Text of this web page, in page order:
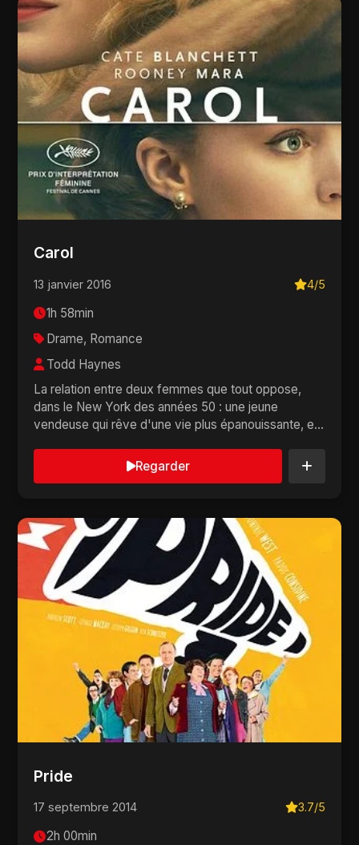
Carol
13 janvier 2016 4/5
1h 58min
Drame, Romance
Todd Haynes
La relation entre deux femmes que tout oppose,
dans le New York des années 50 : une jeune
vendeuse qui rêve d'une vie plus épanouissante, et
Regarder
Pride
17 septembre 2014 3.7/5
2h 00min